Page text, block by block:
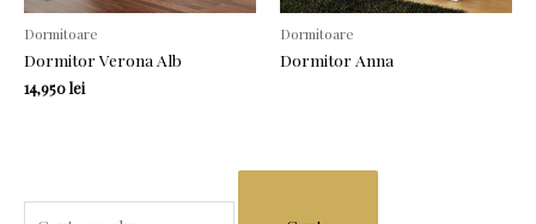
Dormitoare
Dormitor Verona Alb
14,950lei
Dormitoare
Dormitor Anna